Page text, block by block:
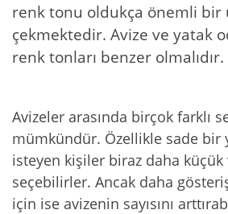
renk tonu oldukça önemli bir
çekmektedir. Avize ve yatak
renk tonları benzer olmalıdır.
Avizeler arasında birçok farklı
mümkündür. Özellikle sade bir
isteyen kişiler biraz daha küçük
seçebilirler. Ancak daha
için ise avizenin sayısını